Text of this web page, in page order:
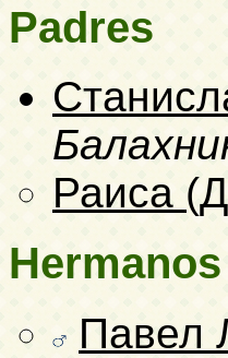
Padres
Раиса
Павел